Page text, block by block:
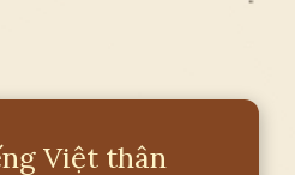
Việt thân